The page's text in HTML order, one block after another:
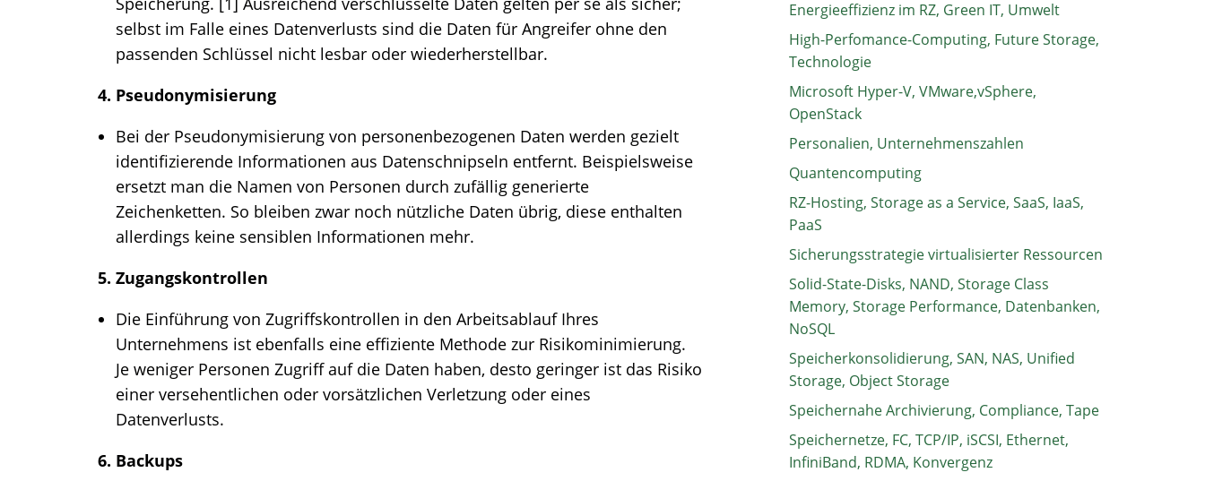
selbst im Falle eines Datenverlusts sind die Daten für Angreifer ohne den
passenden Schlüssel nicht lesbar oder wiederherstellbar.
4. Pseudonymisierung
Bei der Pseudonymisierung von personenbezogenen Daten werden gezielt
identifizierende Informationen aus Datenschnipseln entfernt. Beispielsweise
ersetzt man die Namen von Personen durch zufällig generierte
Zeichenketten. So bleiben zwar noch nützliche Daten übrig, diese enthalten
allerdings keine sensiblen Informationen mehr.
5. Zugangskontrollen
Die Einführung von Zugriffskontrollen in den Arbeitsablauf Ihres
Unternehmens ist ebenfalls eine effiziente Methode zur Risikominimierung.
Je weniger Personen Zugriff auf die Daten haben, desto geringer ist das Risiko
einer versehentlichen oder vorsätzlichen Verletzung oder eines
Datenverlusts.
6. Backups
Energieeffizienz im RZ, Green IT, Umwelt
High-Perfomance-Computing, Future Storage,
Technologie
Microsoft Hyper-V, VMware,vSphere,
OpenStack
Personalien, Unternehmenszahlen
Quantencomputing
RZ-Hosting, Storage as a Service, SaaS, IaaS,
PaaS
Sicherungsstrategie virtualisierter Ressourcen
Solid-State-Disks, NAND, Storage Class
Memory, Storage Performance, Datenbanken,
NoSQL
Speicherkonsolidierung, SAN, NAS, Unified
Storage, Object Storage
Speichernahe Archivierung, Compliance, Tape
Speichernetze, FC, TCP/IP, iSCSI, Ethernet,
InfiniBand, RDMA, Konvergenz